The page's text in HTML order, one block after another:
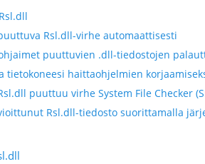
Rsl.dll-virhe automaattisesti
puuttuvien .dll-tiedostojen
tietokoneesi haittaohjelmien
puuttuu virhe System File Checker
Rsl.dll-tiedosto suorittamalla